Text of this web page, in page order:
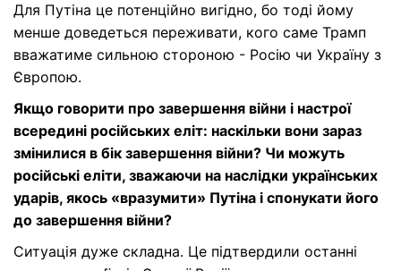
Для Путіна це потенційно вигідно, бо тоді йому
менше доведеться переживати, кого саме Трамп
вважатиме сильною стороною - Росію чи Україну з
Європою.
Якщо говорити про завершення війни і настрої
всередині російських еліт: наскільки вони зараз
змінилися в бік завершення війни? Чи можуть
російські еліти, зважаючи на наслідки українських
ударів, якось «вразумити» Путіна і спонукати його
до завершення війни?
Ситуація дуже складна. Це підтвердили останні